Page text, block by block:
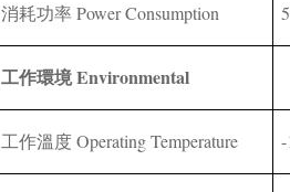
消耗功率Power Consumption
工作環境Environmental
工作溫度Operating Temperature